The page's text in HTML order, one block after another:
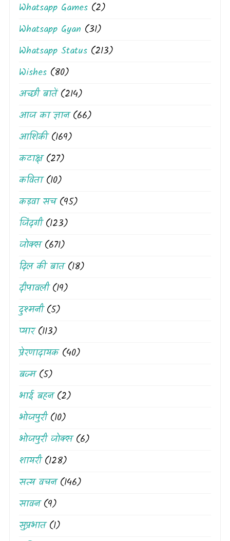
Whatsapp Games (2)
Whatsapp Gyan (31)
Whatsapp Status (213)
Wishes (80)
अच्छी बातें(214)
आज का ज्ञान(66)
आशिकी(169)
कटाक्ष(27)
कविता(10)
कड़वा सच(95)
जिंदगी(123)
जोक्स(671)
दिल की बात(18)
दीपावली(19)
दुश्मनी(5)
प्यार(113)
प्रेरणादायक(40)
बज्म(5)
भाई बहन(2)
भोजपुरी(10)
भोजपुरी जोक्स(6)
शायरी(128)
सत्य वचन(146)
सावन(9)
सुप्रभात(1)